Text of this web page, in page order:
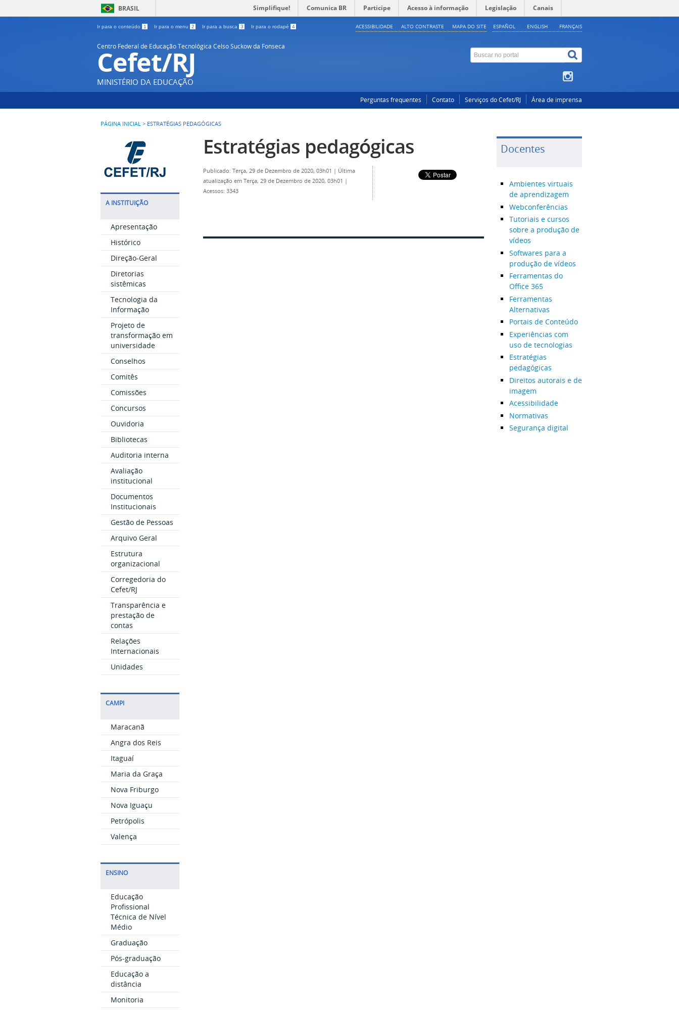
BRASIL Simplifique! Comunica BR Participe Acesso à informação Legislação Canais
Ir para o conteúdo 1 Ir para o menu 2 Ir para a busca 3 Ir para o rodapé 4 ESPAÑOL ENGLISH FRANÇAIS
ACESSIBILIDADE ALTO CONTRASTE MAPA DO SITE
Centro Federal de Educação Tecnológica Celso Suckow da Fonseca
Cefet/RJ
MINISTÉRIO DA EDUCAÇÃO
Perguntas frequentes Contato Serviços do Cefet/RJ Área de imprensa
PÁGINA INICIAL > ESTRATÉGIAS PEDAGÓGICAS
A INSTITUIÇÃO
Apresentação
Histórico
Direção-Geral
Diretorias
sistêmicas
Tecnologia da
Informação
Projeto de
transformação em
universidade
Conselhos
Comitês
Comissões
Concursos
Ouvidoria
Bibliotecas
Auditoria interna
Avaliação
institucional
Documentos
Institucionais
Gestão de Pessoas
Arquivo Geral
Estrutura
organizacional
Corregedoria do
Cefet/RJ
Transparência e
prestação de
contas
Relações
Internacionais
Unidades
CAMPI
Maracanã
Angra dos Reis
Itaguaí
Maria da Graça
Nova Friburgo
Nova Iguaçu
Petrópolis
Valença
ENSINO
Educação
Profissional
Técnica de Nível
Médio
Graduação
Pós-graduação
Educação a
distância
Monitoria
Estratégias pedagógicas
Publicado: Terça, 29 de Dezembro de 2020, 03h01 | Última
atualização em Terça, 29 de Dezembro de 2020, 03h01 |
Acessos: 3343
Docentes
Ambientes virtuais
de aprendizagem
Webconferências
Tutoriais e cursos
sobre a produção de
vídeos
Softwares para a
produção de vídeos
Ferramentas do
Office 365
Ferramentas
Alternativas
Portais de Conteúdo
Experiências com
uso de tecnologias
Estratégias
pedagógicas
Direitos autorais e de
imagem
Acessibilidade
Normativas
Segurança digital